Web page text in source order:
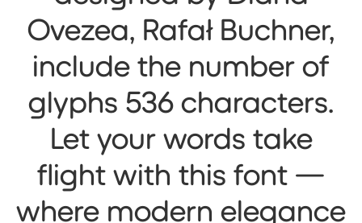
Ovezea, Rafał Buchner,
include the number of
glyphs 536 characters.
Let your words take
flight with this font —
where modern elegance